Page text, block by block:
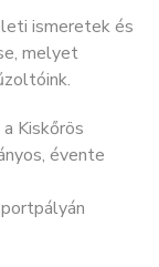
ismeretek és
melyet
Kiskőrös
évente